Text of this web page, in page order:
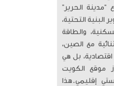
الحرير”
البنية التحتية،
والطاقة
مع الصين،
بل هي
موقع الكويت
إقليمي. ​هذا